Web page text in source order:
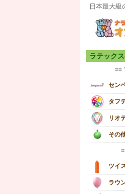
日本最大級
ラテック
==
セン
タフ
リオ
その
ツイ
ラウ